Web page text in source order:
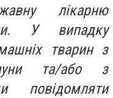
лікарню
У випадку
тварин з
та/або з
повідомляти